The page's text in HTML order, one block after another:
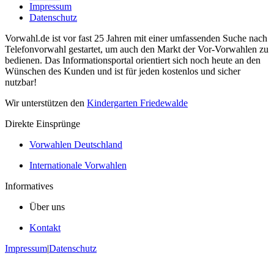
Impressum
Datenschutz
Vorwahl.de ist vor fast 25 Jahren mit einer umfassenden Suche nach
Telefonvorwahl gestartet, um auch den Markt der Vor-Vorwahlen zu
bedienen. Das Informationsportal orientiert sich noch heute an den
Wünschen des Kunden und ist für jeden kostenlos und sicher
nutzbar!
Wir unterstützen den Kindergarten Friedewalde
Direkte Einsprünge
Vorwahlen Deutschland
Internationale Vorwahlen
Informatives
Über uns
Kontakt
Impressum|Datenschutz